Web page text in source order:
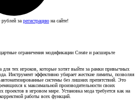
за регистрацию на сайте!
ограничения модификации Create и расширьте
тех игроков, которые хотят выйти за рамки привычных
Инструмент эффективно убирает жесткие лимиты, позволяя
системы без лишних препятствий. Это
к максимальной производительности своих
проектов в игровом мире. Установка мода требуется как на
работы всех функций.